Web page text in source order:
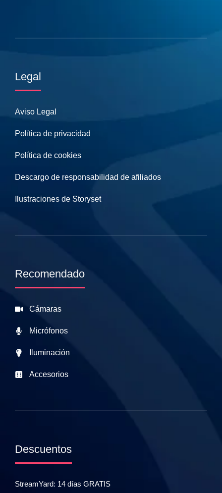
Legal
Aviso Legal
Política de privacidad
Política de cookies
Descargo de responsabilidad de afiliados
Ilustraciones de Storyset
Recomendado
Cámaras
Micrófonos
Iluminación
Accesorios
Descuentos
StreamYard: 14 días GRATIS